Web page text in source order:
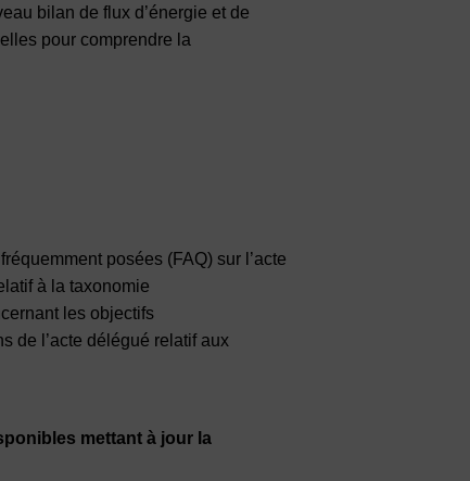
bilan de flux d’énergie et de
pour comprendre la
posées (FAQ) sur l’acte
à la taxonomie
les objectifs
de l’acte délégué relatif aux
mettant à jour la